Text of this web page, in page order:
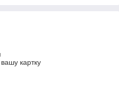
картку